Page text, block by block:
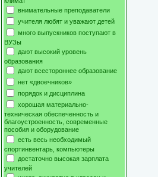
внимательные преподаватели
учителя любят и уважают детей
много выпускников поступают в
ВУЗы
дают высокий уровень
образования
дают всестороннее образование
нет «двоечников»
порядок и дисциплина
хорошая материально-
техническая обеспеченность и
благоустроенность, современные
пособия и оборудование
есть весь необходимый
спортинвентарь, компьютеры
достаточно высокая зарплата
учителей